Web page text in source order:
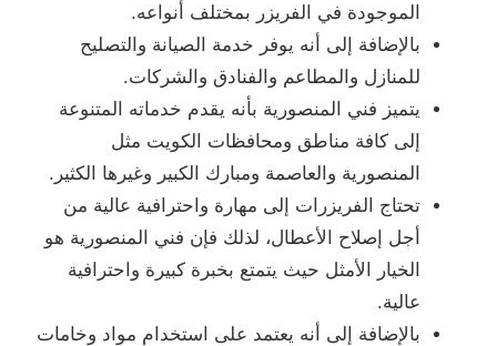
الموجودة في الفريزر بمختلف أنواعه.
بالإضافة إلى أنه يوفر خدمة الصيانة والتصليح
للمنازل والمطاعم والفنادق والشركات.
يتميز فني المنصورية بأنه يقدم خدماته المتنوعة
إلى كافة مناطق ومحافظات الكويت مثل
المنصورية والعاصمة ومبارك الكبير وغيرها الكثير.
تحتاج الفريزرات إلى مهارة واحترافية عالية من
أجل إصلاح الأعطال، لذلك فإن فني المنصورية هو
الخيار الأمثل حيث يتمتع بخبرة كبيرة واحترافية
عالية.
بالإضافة إلى أنه يعتمد على استخدام مواد وخامات